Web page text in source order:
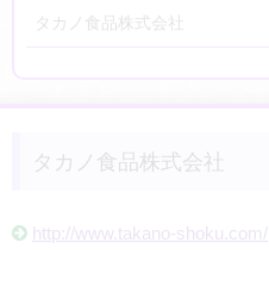
タカノ食品株式会社
タカノ食品株式会社
http://www.takano-shoku.com/